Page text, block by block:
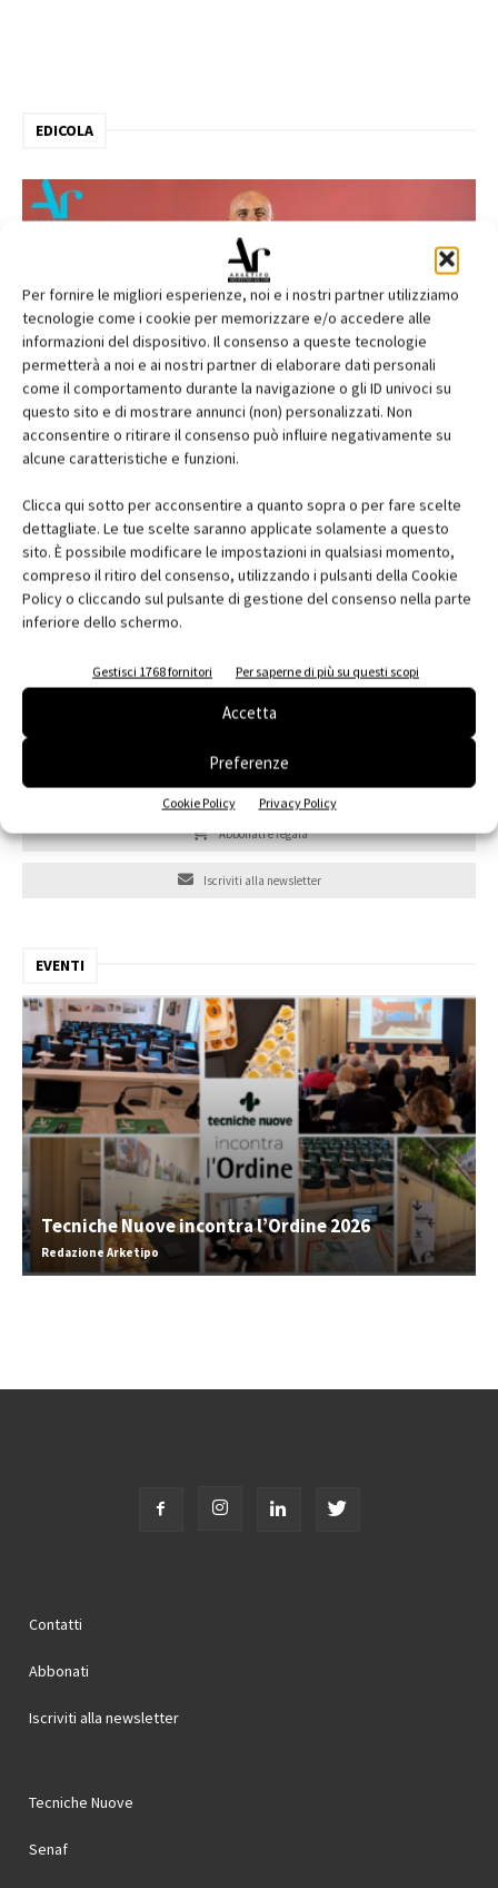
Per fornire le migliori esperienze, noi e i nostri partner utilizziamo
tecnologie come i cookie per memorizzare e/o accedere alle
informazioni del dispositivo. Il consenso a queste tecnologie
permetterà a noi e ai nostri partner di elaborare dati personali
come il comportamento durante la navigazione o gli ID univoci su
questo sito e di mostrare annunci (non) personalizzati. Non
acconsentire o ritirare il consenso può influire negativamente su
alcune caratteristiche e funzioni.
Clicca qui sotto per acconsentire a quanto sopra o per fare scelte
dettagliate. Le tue scelte saranno applicate solamente a questo
sito. È possibile modificare le impostazioni in qualsiasi momento,
compreso il ritiro del consenso, utilizzando i pulsanti della Cookie
Policy o cliccando sul pulsante di gestione del consenso nella parte
inferiore dello schermo.
Gestisci 1768 fornitori Per saperne di più su questi scopi
Accetta
Preferenze
Cookie Policy Privacy Policy
EDICOLA
Edicola web
Abbonati e regala
Iscriviti alla newsletter
EVENTI
Tecniche Nuove incontra l’Ordine 2026
Redazione Arketipo
Contatti
Abbonati
Iscriviti alla newsletter
Tecniche Nuove
Senaf